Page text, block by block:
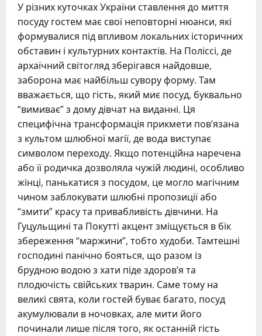
У різних куточках України ставлення до миття
посуду гостем має свої неповторні нюанси, які
формувалися під впливом локальних історичних
обставин і культурних контактів. На Поліссі, де
архаїчний світогляд зберігався найдовше,
заборона має найбільш сувору форму. Там
вважається, що гість, який миє посуд, буквально
“вимиває” з дому дівчат на виданні. Ця
специфічна трансформація прикмети пов’язана
з культом шлюбної магії, де вода виступає
символом переходу. Якщо потенційна наречена
або її родичка дозволяла чужій людині, особливо
жінці, панькатися з посудом, це могло магічним
чином заблокувати шлюбні пропозиції або
“змити” красу та привабливість дівчини. На
Гуцульщині та Покутті акцент зміщується в бік
збереження “маржини”, тобто худоби. Тамтешні
господині панічно бояться, що разом із
брудною водою з хати піде здоров’я та
плодючість свійських тварин. Саме тому на
великі свята, коли гостей буває багато, посуд
акумулювали в ночовках, але мити його
починали лише після того, як останній гість